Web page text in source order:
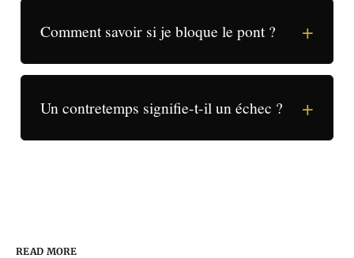
Comment savoir si je bloque le pont ? +
Un contretemps signifie-t-il un échec ? +
READ MORE